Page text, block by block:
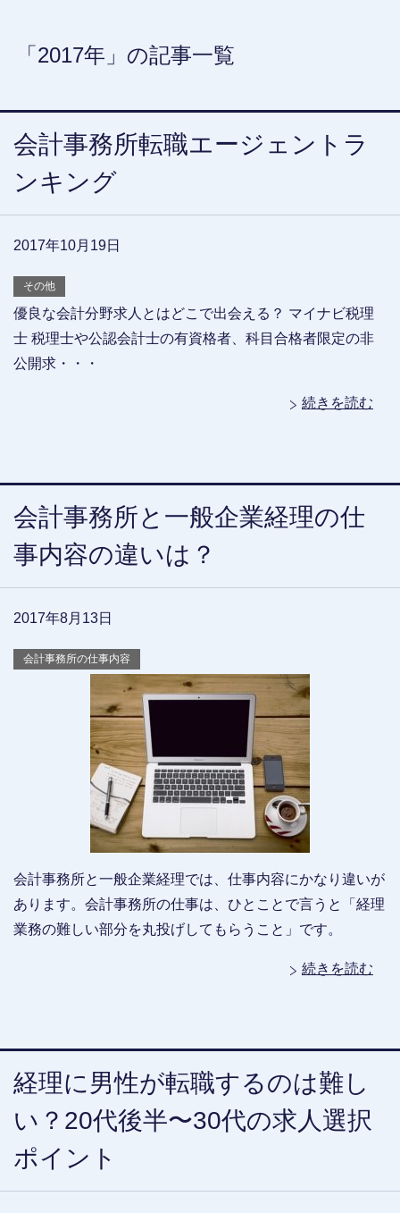
「2017年」の記事一覧
会計事務所転職エージェントラ
ンキング
2017年10月19日
その他
優良な会計分野求人とはどこで出会える？ マイナビ税理
士 税理士や公認会計士の有資格者、科目合格者限定の非
公開求・・・
続きを読む
会計事務所と一般企業経理の仕
事内容の違いは？
2017年8月13日
会計事務所の仕事内容
会計事務所と一般企業経理では、仕事内容にかなり違いが
あります。会計事務所の仕事は、ひとことで言うと「経理
業務の難しい部分を丸投げしてもらうこと」です。
続きを読む
経理に男性が転職するのは難し
い？20代後半〜30代の求人選択
ポイント